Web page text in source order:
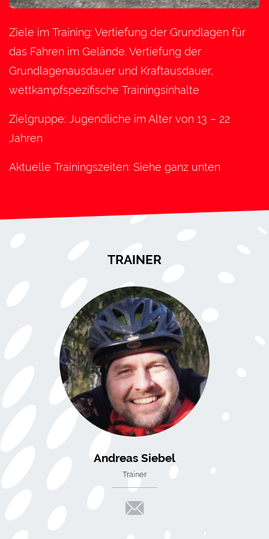
Ziele im Training: Vertiefung der Grundlagen für
das Fahren im Gelände. Vertiefung der
Grundlagenausdauer und Kraftausdauer,
wettkampfspezifische Trainingsinhalte
Zielgruppe: Jugendliche im Alter von 13 – 22
Jahren
Aktuelle Trainingszeiten: Siehe ganz unten
TRAINER
Andreas Siebel
Trainer